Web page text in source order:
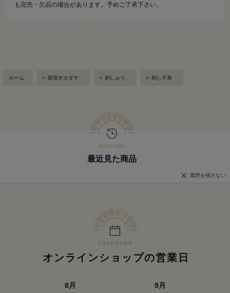
も完売・欠品の場合があります。予めご了承下さい。
ホーム > 新宿オカダヤ > 刺しゅう > 刺し子糸
最近見た商品
履歴を残さない
オンラインショップの営業日
8月 9月